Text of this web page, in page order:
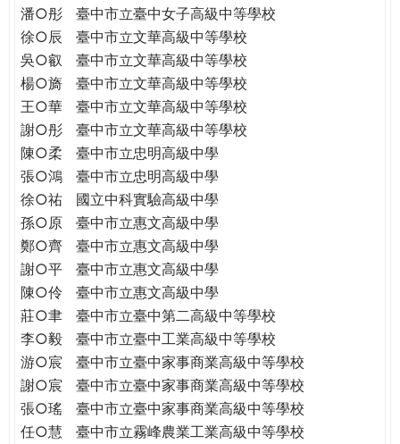
民。
WAGOR
TODAY
THE
WORLD
TOMORROW
PUTTING
YOU
ON
THE
PATH
潘○彤
臺中市立臺中女子高級中等學校
徐○辰
臺中市立文華高級中等學校
吳○叡
臺中市立文華高級中等學校
楊○旖
臺中市立文華高級中等學校
王○華
臺中市立文華高級中等學校
謝○彤
臺中市立文華高級中等學校
陳○柔
臺中市立忠明高級中學
張○鴻
臺中市立忠明高級中學
徐○祐
國立中科實驗高級中學
孫○原
臺中市立惠文高級中學
鄭○齊
臺中市立惠文高級中學
謝○平
臺中市立惠文高級中學
陳○伶
臺中市立惠文高級中學
莊○聿
臺中市立臺中第二高級中等學校
李○毅
臺中市立臺中工業高級中等學校
游○宸
臺中市立臺中家事商業高級中等學校
謝○宸
臺中市立臺中家事商業高級中等學校
張○瑤
臺中市立臺中家事商業高級中等學校
任○慧
臺中市立霧峰農業工業高級中等學校